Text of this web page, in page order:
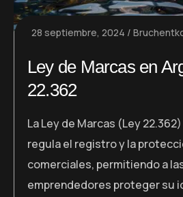
28 septiembre, 2024
Ley de Marcas en
22.362
La Ley de Marcas (Ley
regula el registro y la
comerciales, permitiendo a
emprendedores proteger su